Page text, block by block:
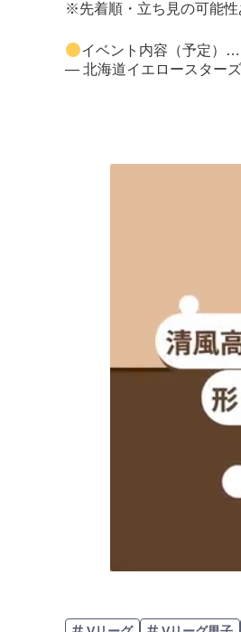
※先着順・立ち見の可能性
イベント内容（予定）…
— 北海道イエロースター